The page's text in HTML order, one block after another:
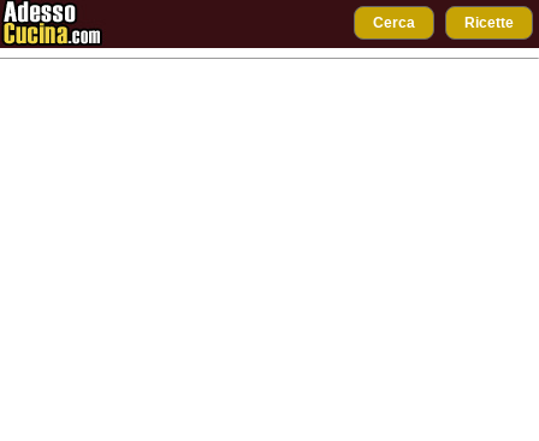
Cerca Ricette